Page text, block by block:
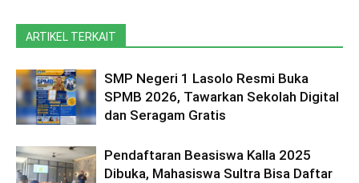
ARTIKEL TERKAIT
SMP Negeri 1 Lasolo Resmi Buka
SPMB 2026, Tawarkan Sekolah Digital
dan Seragam Gratis
Pendaftaran Beasiswa Kalla 2025
Dibuka, Mahasiswa Sultra Bisa Daftar